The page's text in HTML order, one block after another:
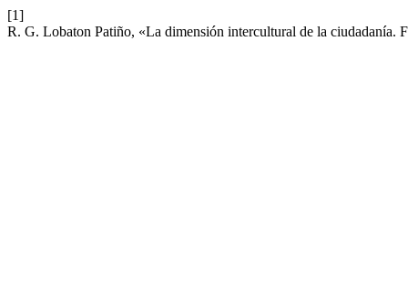
[1]
R. G. Lobaton Patiño, «La dimensión intercultural de la ciudadanía.